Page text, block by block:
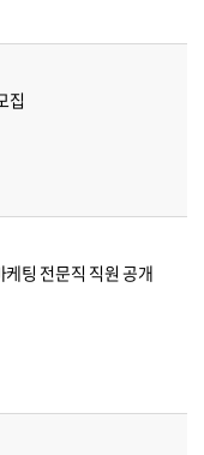
집
팅 전문직 직원 공개